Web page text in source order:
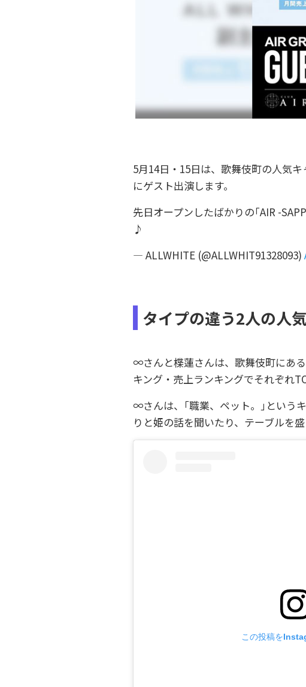
5月14日・15日は、歌舞伎町の人気
にゲスト出演します。
先日オープンしたばかりの｢AIR -
♪
— ALLWHITE (@ALLWHIT91328093)
タイプの違う2人の人
∞さんと楪蓮さんは、歌舞伎町にあ
キング・売上ランキングでそれぞれ
∞さんは、｢職業、ペット。｣という
りと姫の話を聞いたり、テーブルを
この投稿を